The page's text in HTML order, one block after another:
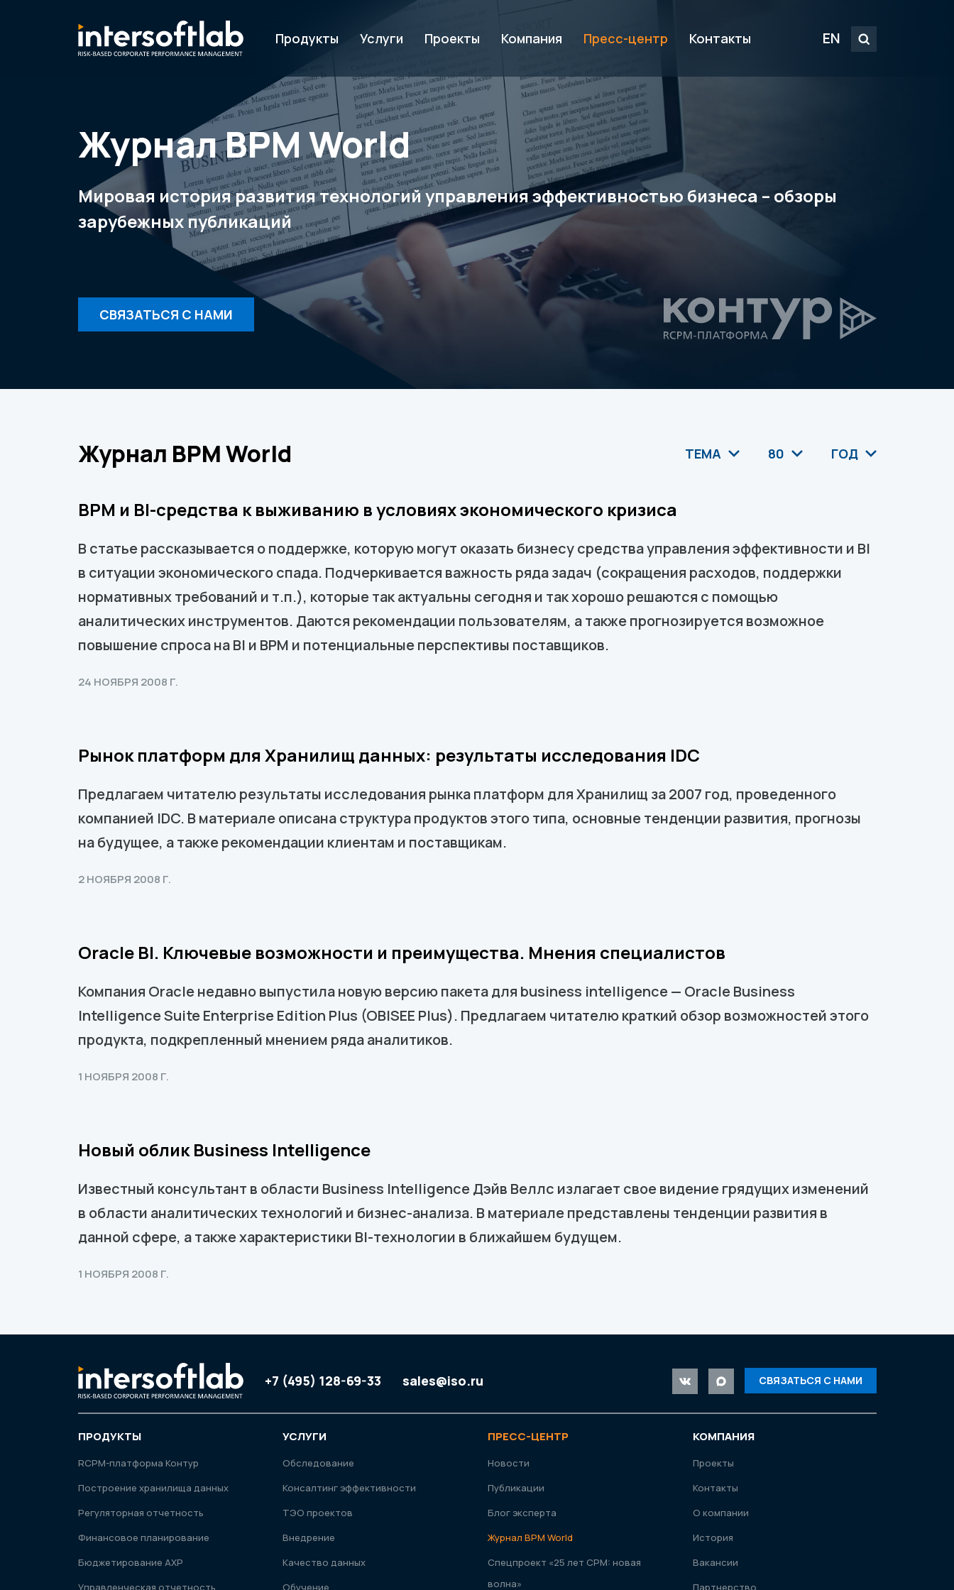
Продукты Услуги Проекты Компания Пресс-центр Контакты EN
Журнал ВРМ World
Мировая история развития технологий управления эффективностью бизнеса – обзоры
зарубежных публикаций
СВЯЗАТЬСЯ С НАМИ
Журнал ВРМ World ТЕМА 80 ГОД
BPM и BI-средства к выживанию в условиях экономического кризиса
В статье рассказывается о поддержке, которую могут оказать бизнесу средства управления эффективности и BI
в ситуации экономического спада. Подчеркивается важность ряда задач (сокращения расходов, поддержки
нормативных требований и т.п.), которые так актуальны сегодня и так хорошо решаются с помощью
аналитических инструментов. Даются рекомендации пользователям, а также прогнозируется возможное
повышение спроса на BI и BPM и потенциальные перспективы поставщиков.
24 НОЯБРЯ 2008 Г.
Рынок платформ для Хранилищ данных: результаты исследования IDC
Предлагаем читателю результаты исследования рынка платформ для Хранилищ за 2007 год, проведенного
компанией IDC. В материале описана структура продуктов этого типа, основные тенденции развития, прогнозы
на будущее, а также рекомендации клиентам и поставщикам.
2 НОЯБРЯ 2008 Г.
Oracle BI. Ключевые возможности и преимущества. Мнения специалистов
Компания Oracle недавно выпустила новую версию пакета для business intelligence — Oracle Business
Intelligence Suite Enterprise Edition Plus (OBISEE Plus). Предлагаем читателю краткий обзор возможностей этого
продукта, подкрепленный мнением ряда аналитиков.
1 НОЯБРЯ 2008 Г.
Новый облик Business Intelligence
Известный консультант в области Business Intelligence Дэйв Веллс излагает свое видение грядущих изменений
в области аналитических технологий и бизнес-анализа. В материале представлены тенденции развития в
данной сфере, а также характеристики BI-технологии в ближайшем будущем.
1 НОЯБРЯ 2008 Г.
+7 (495) 128-69-33 sales@iso.ru СВЯЗАТЬСЯ С НАМИ
ПРОДУКТЫ
RСРМ-платформа Контур
Построение хранилища данных
Регуляторная отчетность
Финансовое планирование
Бюджетирование АХР
Управленческая отчетность
УСЛУГИ
Обследование
Консалтинг эффективности
ТЭО проектов
Внедрение
Качество данных
Обучение
ПРЕСС-ЦЕНТР
Новости
Публикации
Блог эксперта
Журнал ВРМ World
Спецпроект «25 лет CPM: новая
волна»
КОМПАНИЯ
Проекты
Контакты
О компании
История
Вакансии
Партнерство